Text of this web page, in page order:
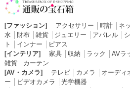
[ファッション] アクセサリー 時計│ ネ
水
財布│ 雑貨│ ジュエリー アパレル│
ト
インナー
ピアス
[インテリア]
家具│ 収納 ラック AVラ
雑貨│ カーテン
[AV・カメラ]
テレビ│ カメラ オーディ
ー
ビデオカメラ
光学機器